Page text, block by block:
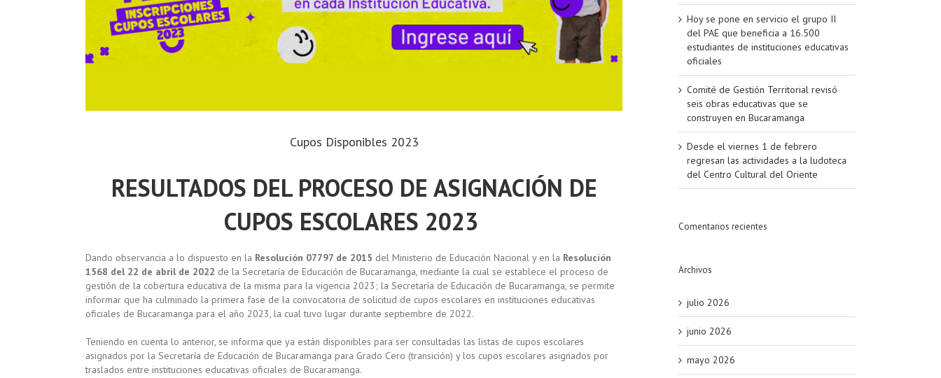
Cupos Disponibles 2023
RESULTADOS DEL PROCESO DE ASIGNACIÓN DE
CUPOS ESCOLARES 2023
Dando observancia a lo dispuesto en la Resolución 07797 de 2015 del Ministerio de Educación Nacional y en la Resolución
1568 del 22 de abril de 2022 de la Secretaría de Educación de Bucaramanga, mediante la cual se establece el proceso de
gestión de la cobertura educativa de la misma para la vigencia 2023; la Secretaría de Educación de Bucaramanga, se permite
informar que ha culminado la primera fase de la convocatoria de solicitud de cupos escolares en instituciones educativas
oficiales de Bucaramanga para el año 2023, la cual tuvo lugar durante septiembre de 2022.
Teniendo en cuenta lo anterior, se informa que ya están disponibles para ser consultadas las listas de cupos escolares
asignados por la Secretaría de Educación de Bucaramanga para Grado Cero (transición) y los cupos escolares asignados por
traslados entre instituciones educativas oficiales de Bucaramanga.
Hoy se pone en servicio el grupo II
del PAE que beneficia a 16.500
estudiantes de instituciones educativas
oficiales
Comité de Gestión Territorial revisó
seis obras educativas que se
construyen en Bucaramanga
Desde el viernes 1 de febrero
regresan las actividades a la ludoteca
del Centro Cultural del Oriente
Comentarios recientes
Archivos
julio 2026
junio 2026
mayo 2026